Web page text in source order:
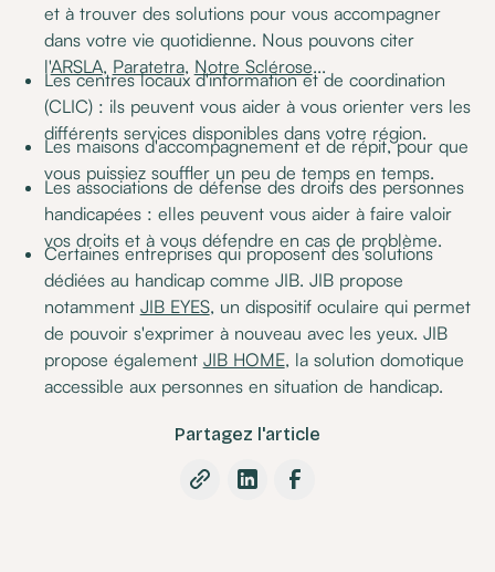
et à trouver des solutions pour vous accompagner
dans votre vie quotidienne. Nous pouvons citer
l'ARSLA, Paratetra, Notre Sclérose...
Les centres locaux d'information et de coordination
(CLIC) : ils peuvent vous aider à vous orienter vers les
différents services disponibles dans votre région.
Les maisons d'accompagnement et de répit, pour que
vous puissiez souffler un peu de temps en temps.
Les associations de défense des droits des personnes
handicapées : elles peuvent vous aider à faire valoir
vos droits et à vous défendre en cas de problème.
Certaines entreprises qui proposent des solutions
dédiées au handicap comme JIB. JIB propose
notamment JIB EYES, un dispositif oculaire qui permet
de pouvoir s'exprimer à nouveau avec les yeux. JIB
propose également JIB HOME, la solution domotique
accessible aux personnes en situation de handicap.
Partagez l'article